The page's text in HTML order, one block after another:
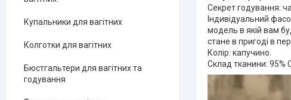
Секрет годування:
Індивідуальний
модель в якій вам
стане в пригоді в
Колір: капучино.
Склад тканини: 95%
Купальники для вагітних
Колготки для вагітних
Бюстгальтери для вагітних та
годування